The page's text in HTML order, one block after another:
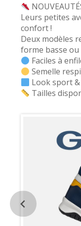
Leurs petites
confort !
Deux modèles
forme basse
Faciles à
Semelle
Look sport
Tailles